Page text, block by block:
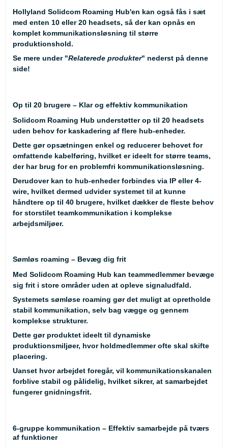
Hollyland Solidcom Roaming Hub'en kan også fås i sæt
med enten 10 eller 20 headsets, så der kan opnås en
komplet kommunikationsløsning til større
produktionshold.
Se mere under "Relaterede produkter" nederst på denne
side!
Op til 20 brugere – Klar og effektiv kommunikation
Solidcom Roaming Hub understøtterop til 20 headsets
uden behov for kaskadering af flere hub-enheder.
Dette gør opsætningen enkel og reducerer behovet for
omfattende kabelføring, hvilket er ideelt for større teams,
der har brug for en problemfri kommunikationsløsning.
Derudover kan to hub-enheder forbindes via IP eller 4-
wire, hvilket dermed udvider systemet til at kunne
håndtere op til 40 brugere, hvilket dækker de fleste behov
for storstilet teamkommunikation i komplekse
arbejdsmiljøer.
Sømløs roaming – Bevæg dig frit
Med Solidcom Roaming Hub kan teammedlemmer bevæge
sig frit i store områder uden at opleve signaludfald.
Systemets sømløse roaming gør det muligt at opretholde
stabil kommunikation, selv bag vægge og gennem
komplekse strukturer.
Dette gør produktet ideelt til dynamiske
produktionsmiljøer, hvor holdmedlemmer ofte skal skifte
placering.
Uanset hvor arbejdet foregår, vil kommunikationskanalen
forblive stabil og pålidelig, hvilket sikrer, at samarbejdet
fungerer gnidningsfrit.
6-gruppe kommunikation – Effektiv samarbejde på tværs
af funktioner